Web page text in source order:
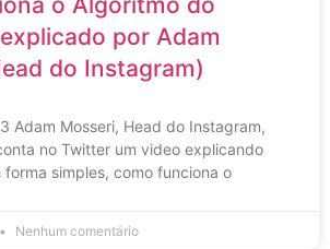
por Adam
do Instagram)
Adam Mosseri, Head do Instagram,
no Twitter um video explicando
simples, como funciona o
Nenhum comentário